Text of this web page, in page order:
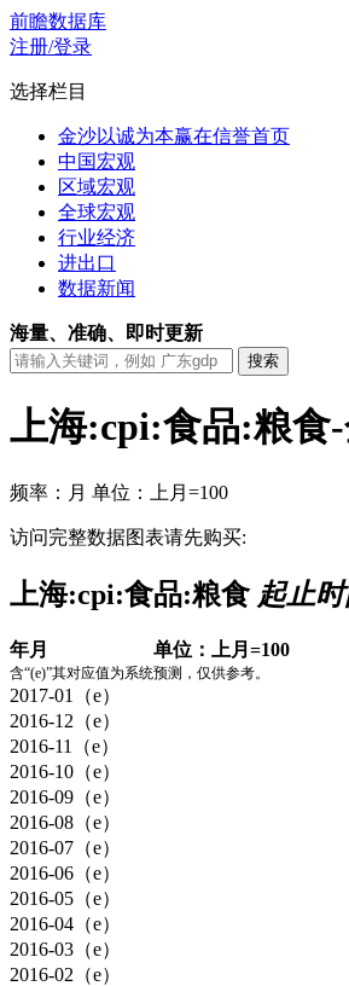
前瞻数据库
注册/登录
选择栏目
金沙以诚为本赢在信誉首页
中国宏观
区域宏观
全球宏观
行业经济
进出口
数据新闻
海量、准确、即时更新
上海:cpi:食品:粮食
频率：月 单位：上月=100
访问完整数据图表请先购买:
上海:cpi:食品:粮食 起止
年月 单位：上月=100
含“(e)”其对应值为系统预测，仅供参考。
2017-01（e）
2016-12（e）
2016-11（e）
2016-10（e）
2016-09（e）
2016-08（e）
2016-07（e）
2016-06（e）
2016-05（e）
2016-04（e）
2016-03（e）
2016-02（e）